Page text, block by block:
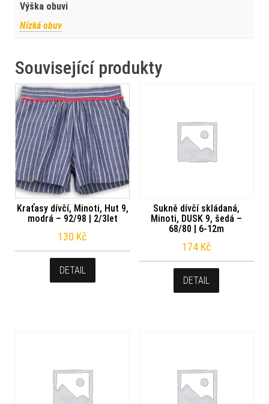
Výška obuvi
Nízká obuv
Související produkty
Kraťasy dívčí, Minoti, Hut 9,
modrá – 92/98 | 2/3let
130 Kč
DETAIL
Sukně dívčí skládaná,
Minoti, DUSK 9, šedá –
68/80 | 6-12m
174 Kč
DETAIL